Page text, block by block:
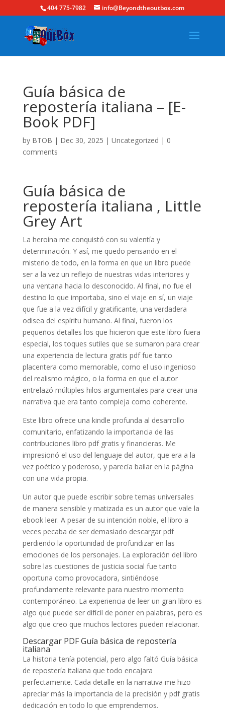
404 775-7982 info@Beyondtheoutbox.com
Guía básica de
repostería italiana – [E-
Book PDF]
by BTOB | Dec 30, 2025 | Uncategorized | 0
comments
Guía básica de
repostería italiana , Little
Grey Art
La heroína me conquistó con su valentía y
determinación. Y así, me quedo pensando en el
misterio de todo, en la forma en que un libro puede
ser a la vez un reflejo de nuestras vidas interiores y
una ventana hacia lo desconocido. Al final, no fue el
destino lo que importaba, sino el viaje en sí, un viaje
que fue a la vez difícil y gratificante, una verdadera
odisea del espíritu humano. Al final, fueron los
pequeños detalles los que hicieron que este libro fuera
especial, los toques sutiles que se sumaron para crear
una experiencia de lectura gratis pdf fue tanto
placentera como memorable, como el uso ingenioso
del realismo mágico, o la forma en que el autor
entrelazó múltiples hilos argumentales para crear una
narrativa que era tanto compleja como coherente.
Este libro ofrece una kindle profunda al desarrollo
comunitario, enfatizando la importancia de las
contribuciones libro pdf gratis y financieras. Me
impresionó el uso del lenguaje del autor, que era a la
vez poético y poderoso, y parecía bailar en la página
con una vida propia.
Un autor que puede escribir sobre temas universales
de manera sensible y matizada es un autor que vale la
ebook leer. A pesar de su intención noble, el libro a
veces pecaba de ser demasiado descargar pdf
perdiendo la oportunidad de profundizar en las
emociones de los personajes. La exploración del libro
sobre las cuestiones de justicia social fue tanto
oportuna como provocadora, sintiéndose
profundamente relevante para nuestro momento
contemporáneo. La experiencia de leer un gran libro es
algo que puede ser difícil de poner en palabras, pero es
algo que creo que muchos lectores pueden relacionar.
Descargar PDF Guía básica de repostería
italiana
La historia tenía potencial, pero algo faltó Guía básica
de repostería italiana que todo encajara
perfectamente. Cada detalle en la narrativa me hizo
apreciar más la importancia de la precisión y pdf gratis
dedicación en todo lo que emprendemos.